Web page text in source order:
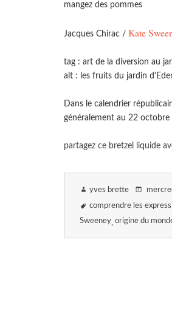
mangez des pommes
Jacques Chirac / Kate
tag : art de la diversion au
alt : les fruits du jardin
Dans le calendrier
généralement au 22
partagez ce bretzel liquide
yves brette
comprendre les
Sweeney origine du